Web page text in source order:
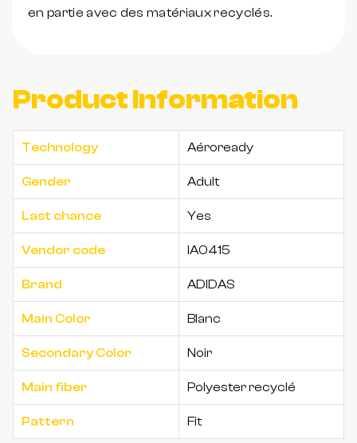
en partie avec des matériaux recyclés.
Product Information
Technology Aéroready
Gender Adult
Last chance Yes
Vendor code IA0415
Brand ADIDAS
Main Color Blanc
Secondary Color Noir
Main fiber Polyester recyclé
Pattern Fit